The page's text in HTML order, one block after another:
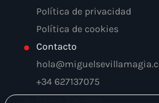
Política de privacidad
Política de cookies
Contacto
+34 627137075
Redes Sociales